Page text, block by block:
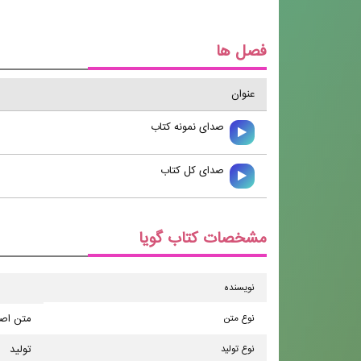
فصل ها
عنوان
صدای نمونه کتاب
صدای کل کتاب
مشخصات کتاب گویا
نویسنده
نوع متن
متن
نوع تولید تولید